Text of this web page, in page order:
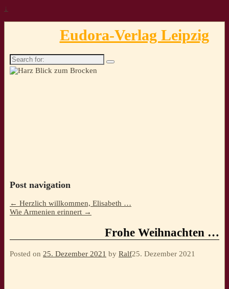
↓
Eudora-Verlag Leipzig
Search
for:
Post navigation
← Herzlich willkommen, Elisabeth …
Wie Armenien erinnert →
Frohe Weihnachten …
Posted on 25. Dezember 2021 by Ralf25. Dezember 2021